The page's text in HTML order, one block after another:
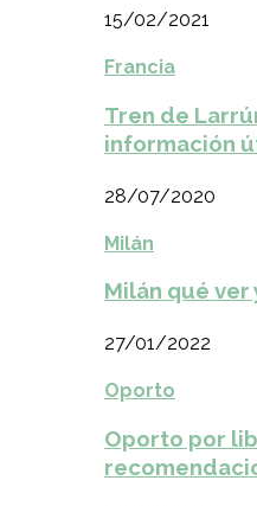
15/02/2021
Francia
Tren de
información
28/07/2020
Milán
Milán qué ver
27/01/2022
Oporto
Oporto por